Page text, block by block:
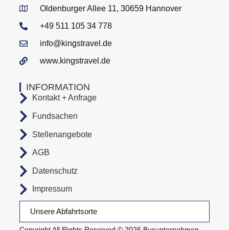
Unsere Abfahrtsorte
INFORMATION
Kontakt + Anfrage
Fundsachen
Stellenangebote
AGB
Datenschutz
Impressum
Oldenburger Allee 11, 30659 Hannover
+49 511 105 34 778
info@kingstravel.de
www.kingstravel.de